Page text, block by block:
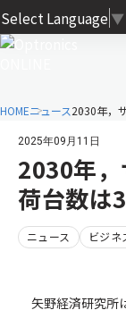
Select Language ▼
HOMEニュース2030年，
2025年09月11日
2030年
荷台数は
ニュース ビジネ
矢野経済研究所